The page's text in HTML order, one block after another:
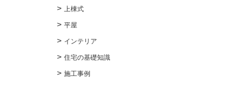
上棟式
平屋
インテリア
住宅の基礎知識
施⼯事例